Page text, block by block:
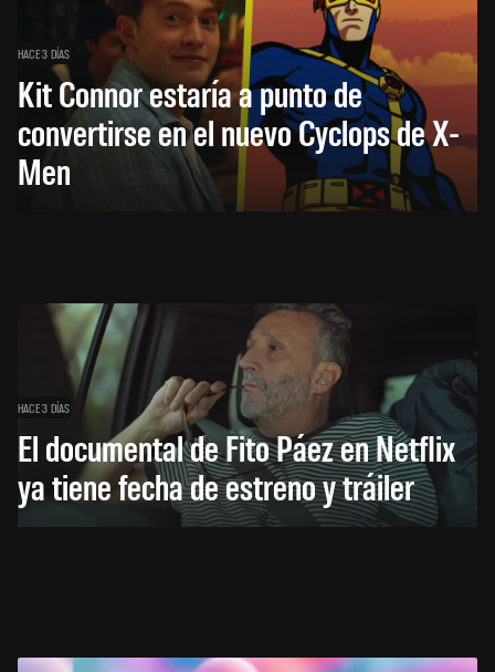
HACE 3 DÍAS
Kit Connor estaría a punto de
convertirse en el nuevo Cyclops de X-
Men
HACE 3 DÍAS
El documental de Fito Páez en Netflix
ya tiene fecha de estreno y tráiler